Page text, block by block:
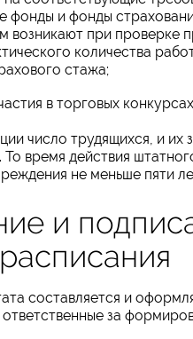
фонды и фонды
возникают при проверке
количества
стажа;
в торговых
число трудящихся, и
То время действия
не меньше пяти
и
составляется и
за